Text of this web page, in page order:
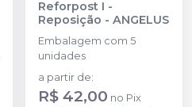
Reforpost I -
Reposição - ANGELUS
Embalagem com 5
unidades
a partir de:
R$ 42,00 no Pix